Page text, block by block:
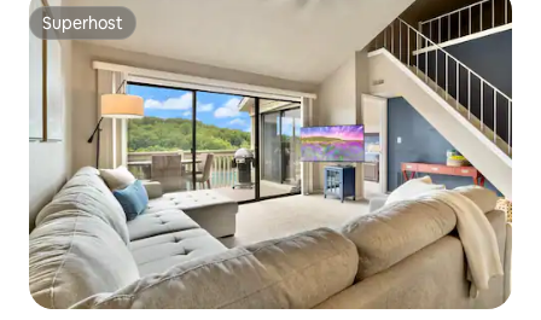
Superhost
Superhost